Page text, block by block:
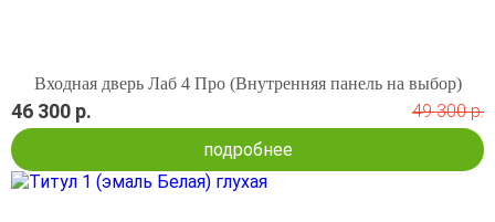
Входная дверь Лаб 4 Про (Внутренняя панель на выбор)
46 300 р.
49 300 р.
подробнее